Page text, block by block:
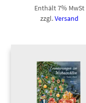
Enthält 7% MwSt
zzgl.Versand